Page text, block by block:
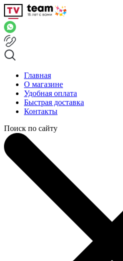
Главная
О магазине
Удобная оплата
Быстрая доставка
Контакты
Поиск по сайту